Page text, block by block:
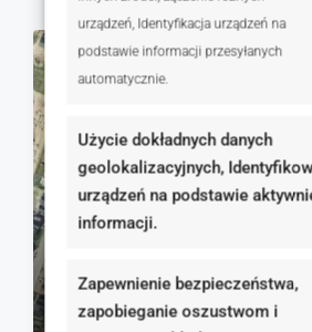
urządzeń, Identyfikacja urządzeń na
podstawie informacji przesyłanych
automatycznie.
Użycie dokładnych danych
geolokalizacyjnych,
urządzeń na podstawie
informacji.
Zapewnienie bezpieczeństwa,
zapobieganie oszustwom i
310 000 zł
500 zł